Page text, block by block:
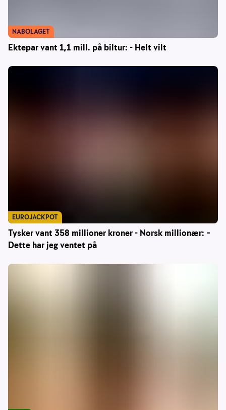
Ektepar vant 1,1 mill. på biltur: - Helt vilt
NABOLAGET
Tysker vant 358 millioner kroner - Norsk millionær: –
Dette har jeg ventet på
EUROJACKPOT